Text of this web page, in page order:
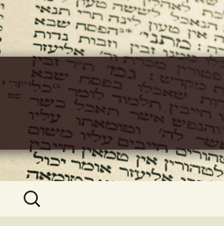
https://
גמרא להלכה
חיפוש: